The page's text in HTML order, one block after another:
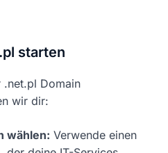
starten
.net.pl Domain
wir dir:
wählen: Verwende einen